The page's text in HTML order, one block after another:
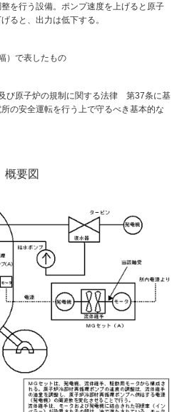
を行う設備。ポンプ速度を上げると原子
ると、出力は低下する。
）で表したもの
び原子炉の規制に関する法律 第37条に基
の安全運転を行う上で守るべき基本的な
概要図